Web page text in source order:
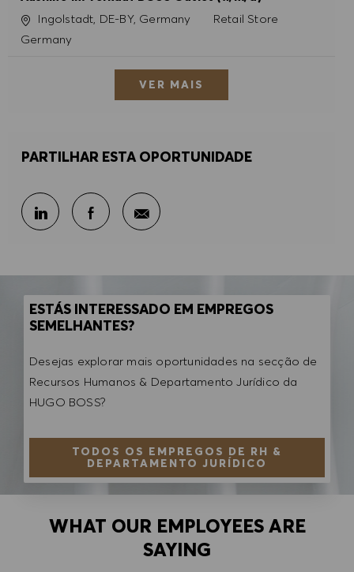
Localização
Ingolstadt, DE-BY, Germany Categoria
Retail Store
Germany
VER MAIS
PARTILHAR ESTA OPORTUNIDADE
Partilhar através do LinkedIn
Partilhar através do Facebook
Partilhar por e-mail
ESTÁS INTERESSADO EM EMPREGOS
SEMELHANTES?
Desejas explorar mais oportunidades na secção de
Recursos Humanos & Departamento Jurídico da
HUGO BOSS?
TODOS OS EMPREGOS DE RH &
DEPARTAMENTO JURÍDICO
WHAT OUR EMPLOYEES ARE
SAYING